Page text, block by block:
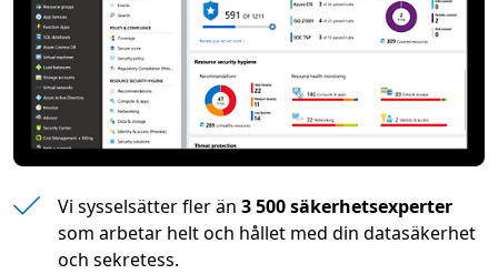
Vi sysselsätter fler än 3 500 säkerhetsexperter
som arbetar helt och hållet med din datasäkerhet
och sekretess.